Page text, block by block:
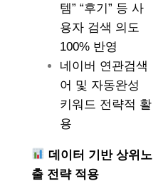
템” “후기” 등 사
용자 검색 의도
100% 반영
네이버 연관검색
어 및 자동완성
키워드 전략적 활
용
데이터 기반 상위노
출 전략 적용